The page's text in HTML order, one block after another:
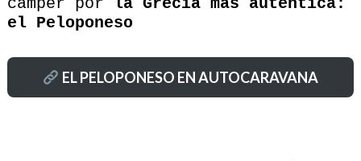
camper por la Grecia más auténtica:
el Peloponeso
ELPELOPONESO EN AUTOCARAVANA